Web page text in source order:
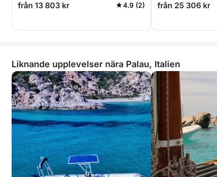
från 13 803 kr 4.9 (2) från 25 306 kr
Liknande upplevelser nära Palau, Italien